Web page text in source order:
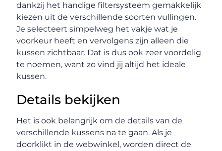
dankzij het handige filtersysteem gemakkelijk
kiezen uit de verschillende soorten vullingen.
Je selecteert simpelweg het vakje wat je
voorkeur heeft en vervolgens zijn alleen die
kussen zichtbaar. Dat is dus ook zeer voordelig
te noemen, want zo vind jij altijd het ideale
kussen.
Details bekijken
Het is ook belangrijk om de details van de
verschillende kussens na te gaan. Als je
doorklikt in de webwinkel, worden direct de